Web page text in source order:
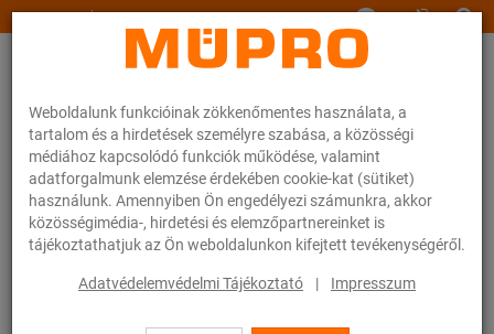
Weboldalunk funkcióinak zökkenőmentes használata, a
tartalom és a hirdetések személyre szabása, a közösségi
médiához kapcsolódó funkciók működése, valamint
adatforgalmunk elemzése érdekében cookie-kat (sütiket)
használunk. Amennyiben Ön engedélyezi számunkra, akkor
közösségimédia-, hirdetési és elemzőpartnereinket is
tájékoztathatjuk az Ön weboldalunkon kifejtett tevékenységéről.
Adatvédelemvédelmi Tájékoztató | Impresszum
www.muepro.hu
Webáruhàz
0 / 0